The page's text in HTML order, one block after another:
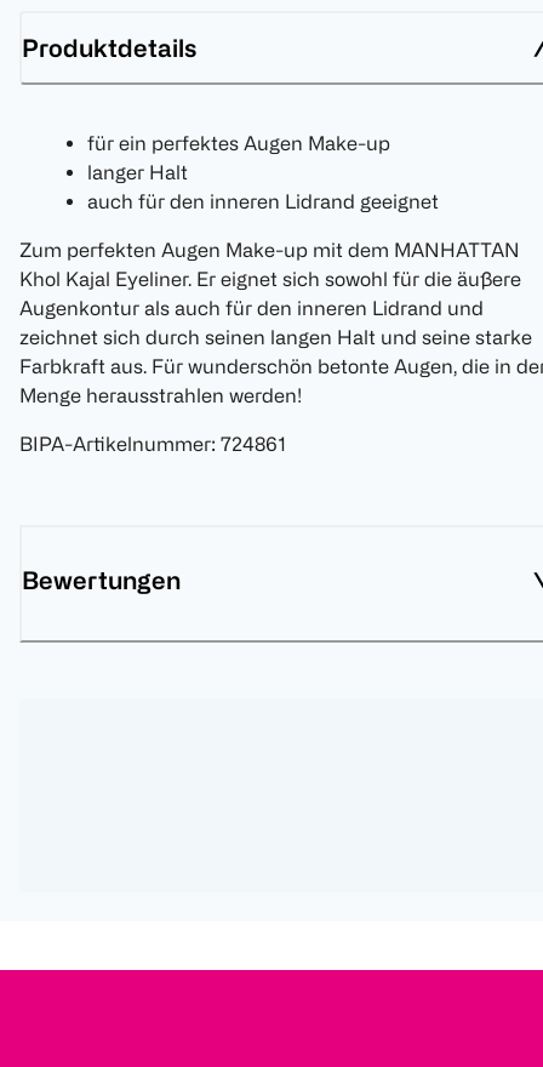
Produktdetails
für ein perfektes Augen Make-up
langer Halt
auch für den inneren Lidrand geeignet
Zum perfekten Augen Make-up mit dem MANHATTAN
Khol Kajal Eyeliner. Er eignet sich sowohl für die äußere
Augenkontur als auch für den inneren Lidrand und
zeichnet sich durch seinen langen Halt und seine starke
Farbkraft aus. Für wunderschön betonte Augen, die in
Menge herausstrahlen werden!
BIPA-Artikelnummer: 724861
Bewertungen